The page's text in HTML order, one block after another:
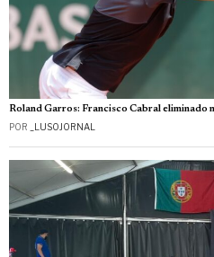
Roland Garros: Francisco Cabral eliminado
POR _LUSOJORNAL